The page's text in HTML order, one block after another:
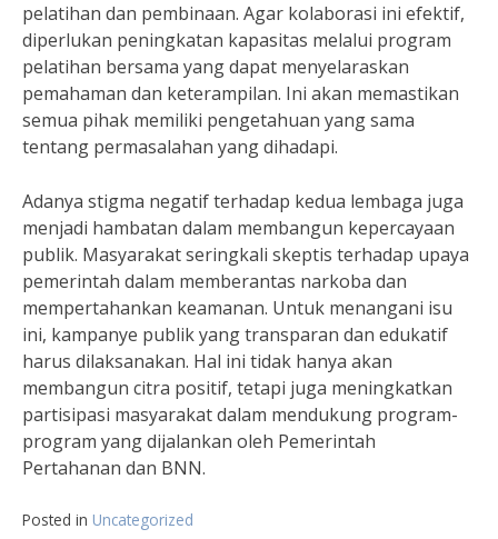
pelatihan dan pembinaan. Agar kolaborasi ini efektif,
diperlukan peningkatan kapasitas melalui program
pelatihan bersama yang dapat menyelaraskan
pemahaman dan keterampilan. Ini akan memastikan
semua pihak memiliki pengetahuan yang sama
tentang permasalahan yang dihadapi.
Adanya stigma negatif terhadap kedua lembaga juga
menjadi hambatan dalam membangun kepercayaan
publik. Masyarakat seringkali skeptis terhadap upaya
pemerintah dalam memberantas narkoba dan
mempertahankan keamanan. Untuk menangani isu
ini, kampanye publik yang transparan dan edukatif
harus dilaksanakan. Hal ini tidak hanya akan
membangun citra positif, tetapi juga meningkatkan
partisipasi masyarakat dalam mendukung program-
program yang dijalankan oleh Pemerintah
Pertahanan dan BNN.
Posted in Uncategorized